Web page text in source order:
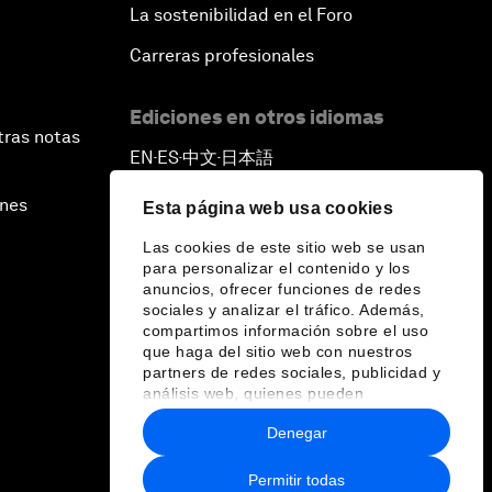
Esta página web usa cookies
Las cookies de este sitio web se usan
para personalizar el contenido y los
anuncios, ofrecer funciones de redes
sociales y analizar el tráfico. Además,
compartimos información sobre el uso
que haga del sitio web con nuestros
partners de redes sociales, publicidad y
análisis web, quienes pueden
combinarla con otra información que les
haya proporcionado o que hayan
recopilado a partir del uso que haya
hecho de sus servicios.
Permitir todas
Denegar
notas
La sostenibilidad en el Foro
Carreras profesionales
Ediciones en otros idiomas
EN ▪ ES▪中文▪ 日本語